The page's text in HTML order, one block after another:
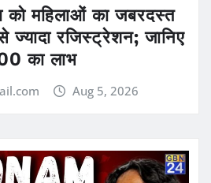
को महिलाओं का जबरदस्त
ज्यादा रजिस्ट्रेशन; जानिए
का लाभ
Aug 5, 2026